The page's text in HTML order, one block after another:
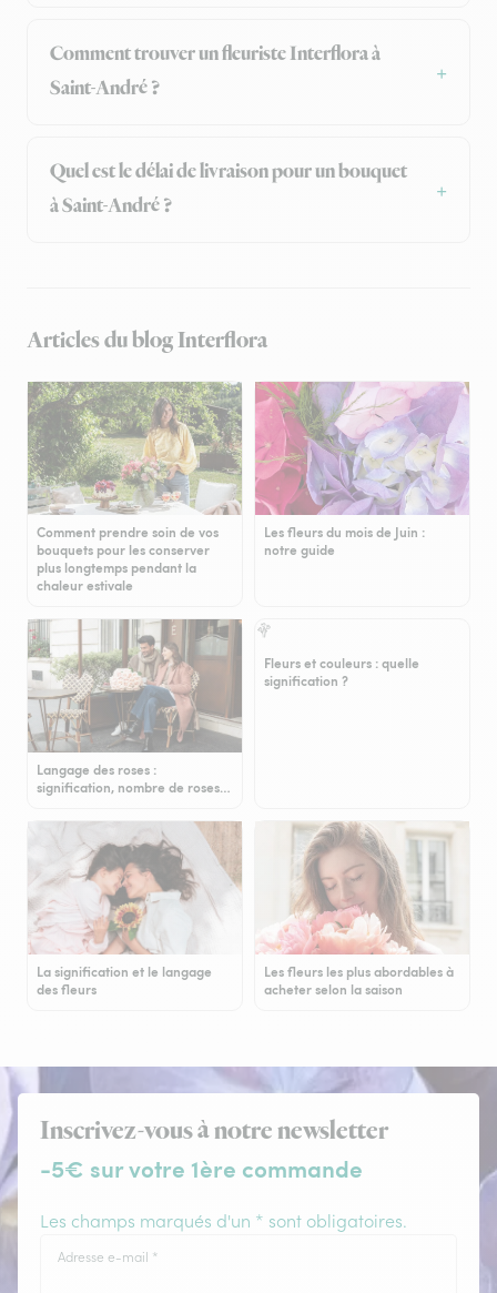
Comment trouver un fleuriste Interflora à
Saint-André ?
Quel est le délai de livraison pour un bouquet
à Saint-André ?
Articles du blog Interflora
Comment prendre soin de vos
bouquets pour les conserver
plus longtemps pendant la
chaleur estivale
Les fleurs du mois de Juin :
notre guide
Langage des roses :
signification, nombre de roses…
Fleurs et couleurs : quelle
signification ?
La signification et le langage
des fleurs
Les fleurs les plus abordables à
acheter selon la saison
Inscrivez-vous à notre newsletter
-5€ sur votre 1ère commande
Les champs marqués d'un * sont obligatoires.
Adresse e-mail *